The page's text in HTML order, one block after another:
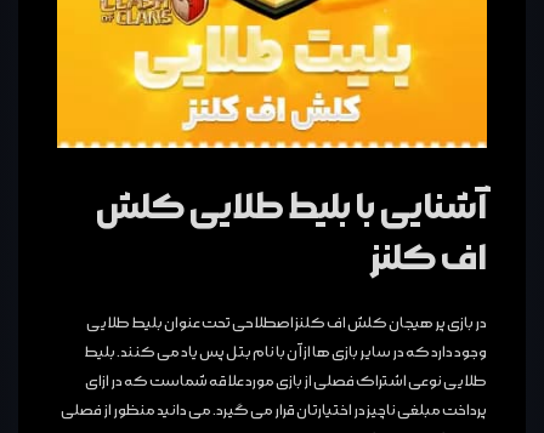
آشنایی با بلیط طلایی کلش
اف کلنز
در بازی پر هیجان کلش اف کلنز اصطلاحی تحت عنوان بلیط طلایی
وجود دارد که در سایر بازی ها از آن با نام بتل پس یاد می کنند. بلیط
طلایی نوعی اشتراک فصلی از بازی مورد علاقه شماست که در ازای
پرداخت مبلغی ناچیز در اختیارتان قرار می گیرد. می دانید منظور از فصلی